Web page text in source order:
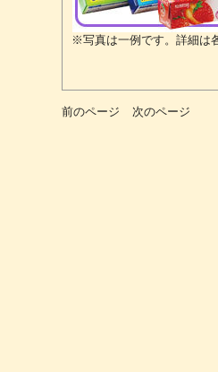
※写真は一例です。詳細は
前のページ
次のページ